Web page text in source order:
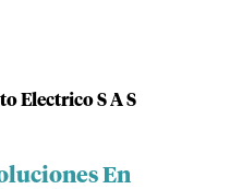
Electrico S A S
En